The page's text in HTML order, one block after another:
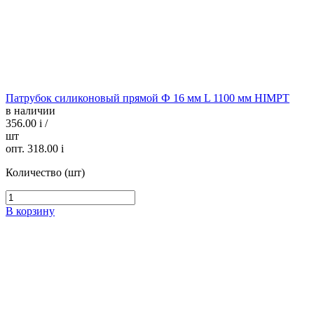
Патрубок силиконовый прямой Ф 16 мм L 1100 мм HIMPT
в наличии
356.00 i /
шт
опт. 318.00 i
Количество (шт)
В корзину